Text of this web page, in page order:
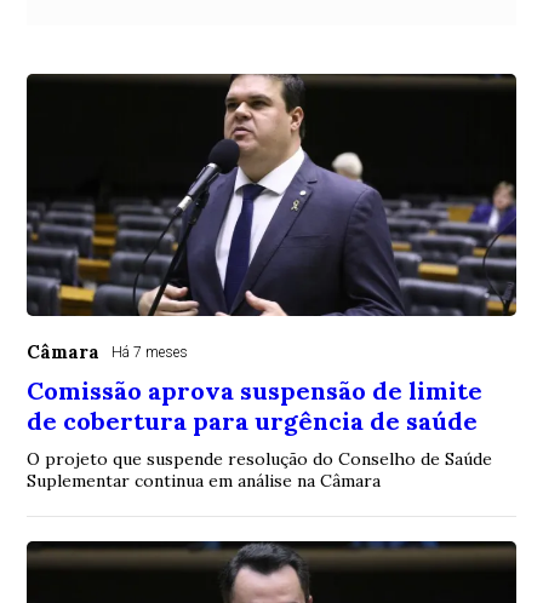
Câmara Há 7 meses
Comissão aprova suspensão de limite
de cobertura para urgência de saúde
O projeto que suspende resolução do Conselho de Saúde
Suplementar continua em análise na Câmara